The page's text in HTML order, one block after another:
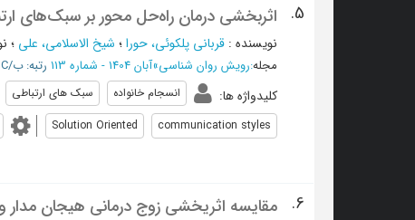
5. اثربخشی درمان راه‌حل محور بر سبک‌های
نویسنده : قربانی پلکوئی، حورا؛ شیخ الاسلامی، علی ؛
مجله:رویش روان شناسی»آبان 1404 - شماره 113 رتبه: ب/ISC
کلیدواژه ها: انسجام خانواده سبک های ارتباطی
communication styles
Solution Oriented
6. مقایسه اثریخشی زوج درمانی هیجان